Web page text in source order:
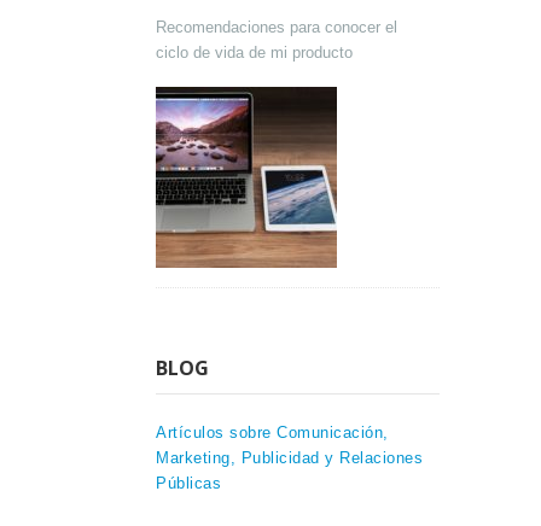
Recomendaciones para conocer el
ciclo de vida de mi producto
BLOG
Artículos sobre Comunicación,
Marketing, Publicidad y Relaciones
Públicas